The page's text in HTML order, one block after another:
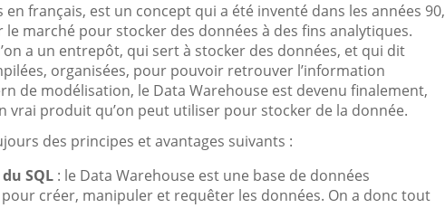
français, est un concept qui a été inventé dans les années 90,
marché pour stocker des données à des fins analytiques.
a un entrepôt, qui sert à stocker des données, et qui dit
organisées, pour pouvoir retrouver l’information
de modélisation, le Data Warehouse est devenu finalement,
vrai produit qu’on peut utiliser pour stocker de la donnée.
des principes et avantages suivants :
SQL : le Data Warehouse est une base de données
créer, manipuler et requêter les données. On a donc tout